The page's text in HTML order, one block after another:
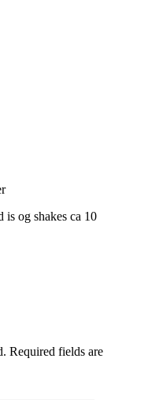
is og shakes ca 10
Required fields are